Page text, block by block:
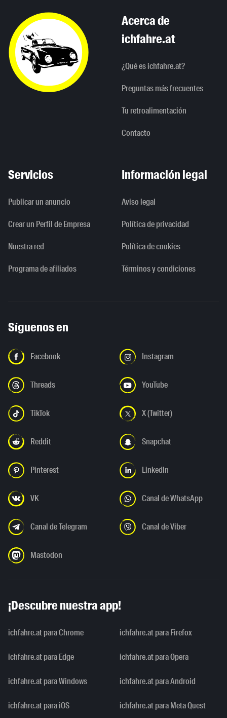
Acerca de
ichfahre.at
¿Qué es ichfahre.at?
Preguntas más frecuentes
Tu retroalimentación
Contacto
Servicios
Publicar un anuncio
Crear un Perfil de Empresa
Nuestra red
Programa de afiliados
Información legal
Aviso legal
Política de privacidad
Política de cookies
Términos y condiciones
Síguenos en
Facebook Instagram
Threads YouTube
TikTok X (Twitter)
Reddit Snapchat
Pinterest LinkedIn
VK Canal de WhatsApp
Canal de Telegram Canal de Viber
Mastodon
¡Descubre nuestra app!
ichfahre.at para Chrome ichfahre.at para Firefox
ichfahre.at para Edge ichfahre.at para Opera
ichfahre.at para Windows ichfahre.at para Android
ichfahre.at para iOS ichfahre.at para Meta Quest